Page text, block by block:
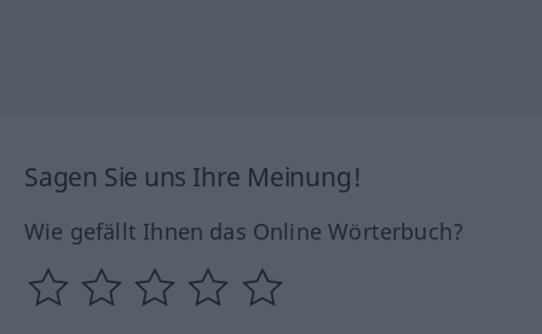
Sagen Sie uns Ihre Meinung!
Wie gefällt Ihnen das Online Wörterbuch?